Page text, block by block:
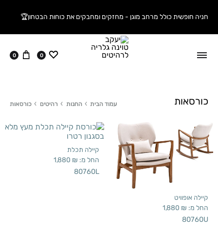
חניה חופשית כולל מרחב מוגן - מחזקים ומחבקים את כוחות הבטחון🏆
ווישליסט
0 עגלה
0
כורסאות עמוד הבית החנות רהיטים כורסאות
קיילה אופוויט
החל מ: 1,880 ₪
80760U
קיילה תכלת
החל מ: 1,880 ₪
80760L